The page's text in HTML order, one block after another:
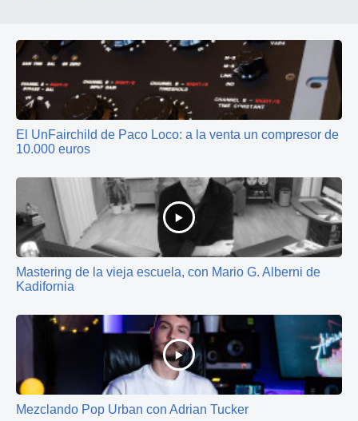
El UnFairchild de Paco Loco: a la venta un compresor de
10.000 euros
Mastering de la vieja escuela, con Mario G. Alberni de
Kadifornia
Mezclando Pop Urban con Adrian Tucker